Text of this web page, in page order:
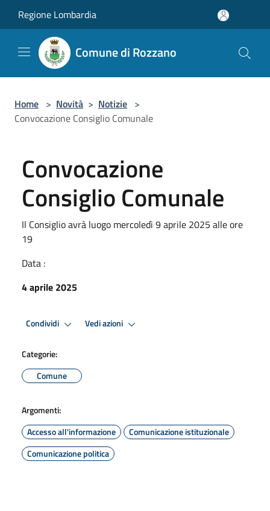
Regione Lombardia
Comune di Rozzano
Home > Novità > Notizie >
Convocazione Consiglio Comunale
Convocazione
Consiglio Comunale
Il Consiglio avrà luogo mercoledì 9 aprile 2025 alle ore
19
Data :
4 aprile 2025
Condividi Vedi azioni
Categorie:
Comune
Argomenti:
Accesso all'informazione
Comunicazione istituzionale
Comunicazione politica